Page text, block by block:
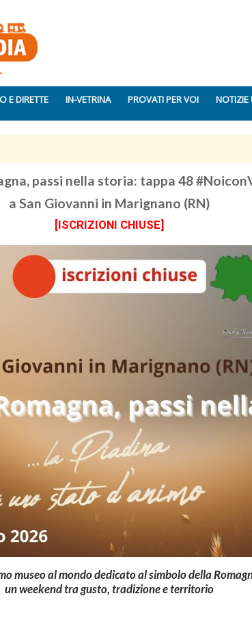
E DIRETTE IN-VETRINA PROVATI PER VOI NOTIZIE
passi nella storia: tappa 48
a San Giovanni in Marignano (RN)
[ISCRIZIONI CHIUSE]
museo al mondo dedicato al simbolo della
un weekend tra gusto, tradizione e territorio